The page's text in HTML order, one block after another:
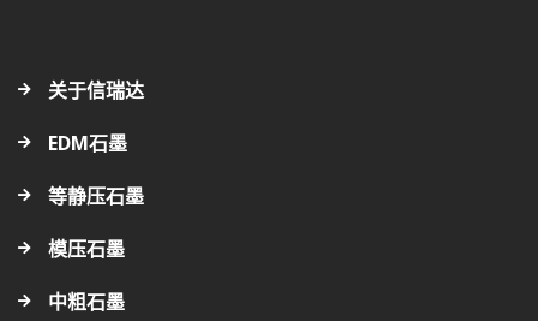
关于信瑞达
EDM石墨
等静压石墨
模压石墨
中粗石墨